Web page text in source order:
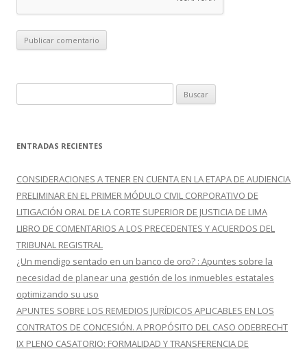
u
c
r
:
ENTRADAS RECIENTES
CONSIDERACIONES A TENER EN CUENTA EN LA ETAPA DE AUDIENCIA
PRELIMINAR EN EL PRIMER MÓDULO CIVIL CORPORATIVO DE
LITIGACIÓN ORAL DE LA CORTE SUPERIOR DE JUSTICIA DE LIMA
LIBRO DE COMENTARIOS A LOS PRECEDENTES Y ACUERDOS DEL
TRIBUNAL REGISTRAL
¿Un mendigo sentado en un banco de oro? : Apuntes sobre la
necesidad de planear una gestión de los inmuebles estatales
optimizando su uso
APUNTES SOBRE LOS REMEDIOS JURÍDICOS APLICABLES EN LOS
CONTRATOS DE CONCESIÓN. A PROPÓSITO DEL CASO ODEBRECHT
IX PLENO CASATORIO: FORMALIDAD Y TRANSFERENCIA DE